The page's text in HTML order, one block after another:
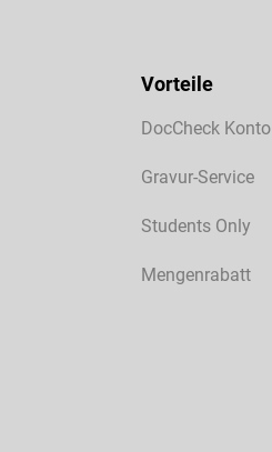
Vorteile
DocCheck Konto
Gravur-Service
Students Only
Mengenrabatt